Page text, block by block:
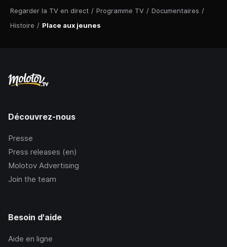
Regarder la TV en direct / Programme TV / Documentaires /
Histoire / Place aux jeunes
Découvrez-nous
Presse
Press releases (en)
Molotov Advertising
Join the team
Besoin d'aide
Aide en ligne